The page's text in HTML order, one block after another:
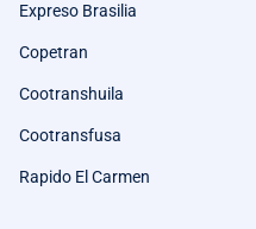
Expreso Brasilia
Copetran
Cootranshuila
Cootransfusa
Rapido El Carmen